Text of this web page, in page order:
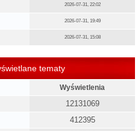
2026-07-31, 22:02
2026-07-31, 19:49
2026-07-31, 15:08
tematy
Wyświetlenia
12131069
412395